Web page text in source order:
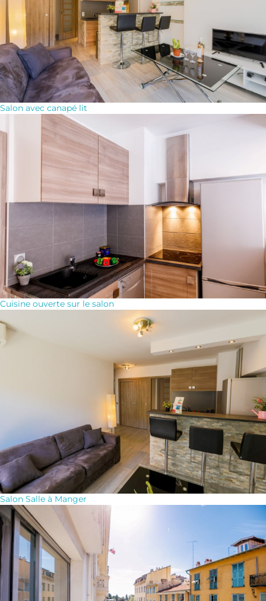
Salon avec canapé lit
Cuisine ouverte sur le salon
Salon Salle à Manger